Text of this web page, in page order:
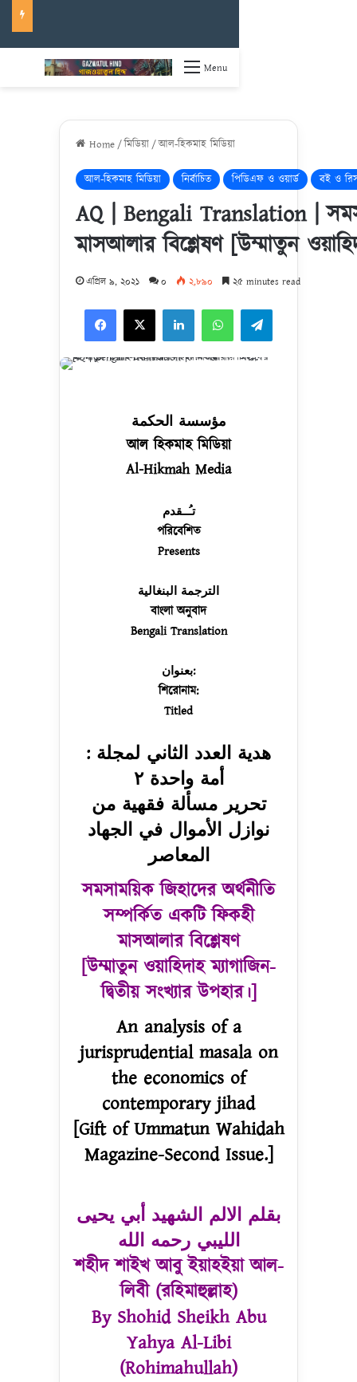
Menu
Home /মিডিয়া /আল-হিকমাহ মিডিয়া
আল-হিকমাহ মিডিয়া নির্বাচিত পিডিএফ ও ওয়ার্ড বই ও
AQ | Bengali Translation |
মাসআলার বিশ্লেষণ [উম্মাতুন
এপ্রিল ৯, ২০২১ ০ ২,৮৯০ ২৫ minutes read
مؤسسة الحكمة
আল হিকমাহ মিডিয়া
Al-Hikmah Media
تـُــقدم
পরিবেশিত
Presents
الترجمة البنغالية
বাংলা অনুবাদ
Bengali Translation
بعنوان:
শিরোনাম:
Titled
هدية العدد الثاني لمجلة :
أمة واحدة ٢
تحرير مسألة فقهية من
نوازل الأموال في الجهاد
المعاصر
সমসাময়িক জিহাদের অর্থনীতি
সম্পর্কিত একটি ফিকহী
মাসআলার বিশ্লেষণ
[উম্মাতুন ওয়াহিদাহ ম্যাগাজিন-
দ্বিতীয় সংখ্যার উপহার।]
An analysis of a
jurisprudential masala on
the economics of
contemporary jihad
[Gift of Ummatun Wahidah
Magazine-Second Issue.]
بقلم الالم الشهيد أبي يحيى
الليبي رحمه الله
শহীদ শাইখ আবু ইয়াহইয়া আল-
লিবী (রহিমাহুল্লাহ)
By Shohid Sheikh Abu
Yahya Al-Libi
(Rohimahullah)